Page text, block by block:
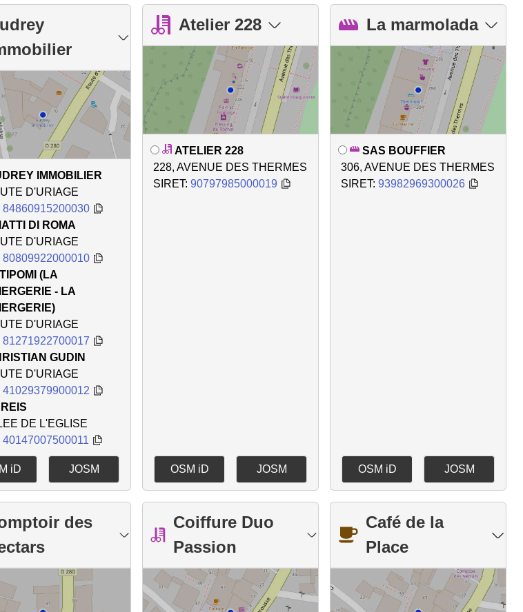
IMMOBILIER
D'URIAGE
84860915200030
DI ROMA
D'URIAGE
80809922000010
(LA
- LA
D'URIAGE
81271922700017
GUDIN
D'URIAGE
41029379900012
DE L'EGLISE
40147007500011
iD JOSM
Atelier 228
ATELIER 228
228, AVENUE DES THERMES
SIRET: 90797985000019
OSM iD JOSM
La marmolada
SAS BOUFFIER
306, AVENUE DES THERMES
SIRET: 93982969300026
OSM iD JOSM
des
Coiffure Duo
Passion
Café de la
Place